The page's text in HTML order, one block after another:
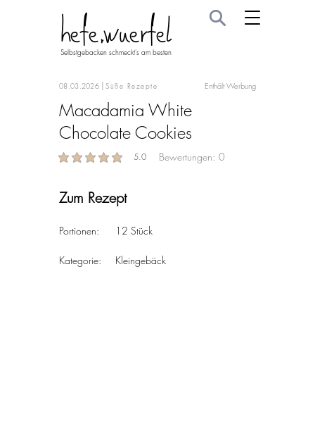
hefe.wuerfel
Selbstgebacken schmeckt's am besten
08.03.2026 |Süße Rezepte Enthält Werbung
Macadamia White
Chocolate Cookies
Bewertungen: 0
5.0
average rating is 5 out of 5
Zum Rezept
12 Stück
Kleingebäck